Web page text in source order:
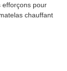
efforçons pour
chauffant